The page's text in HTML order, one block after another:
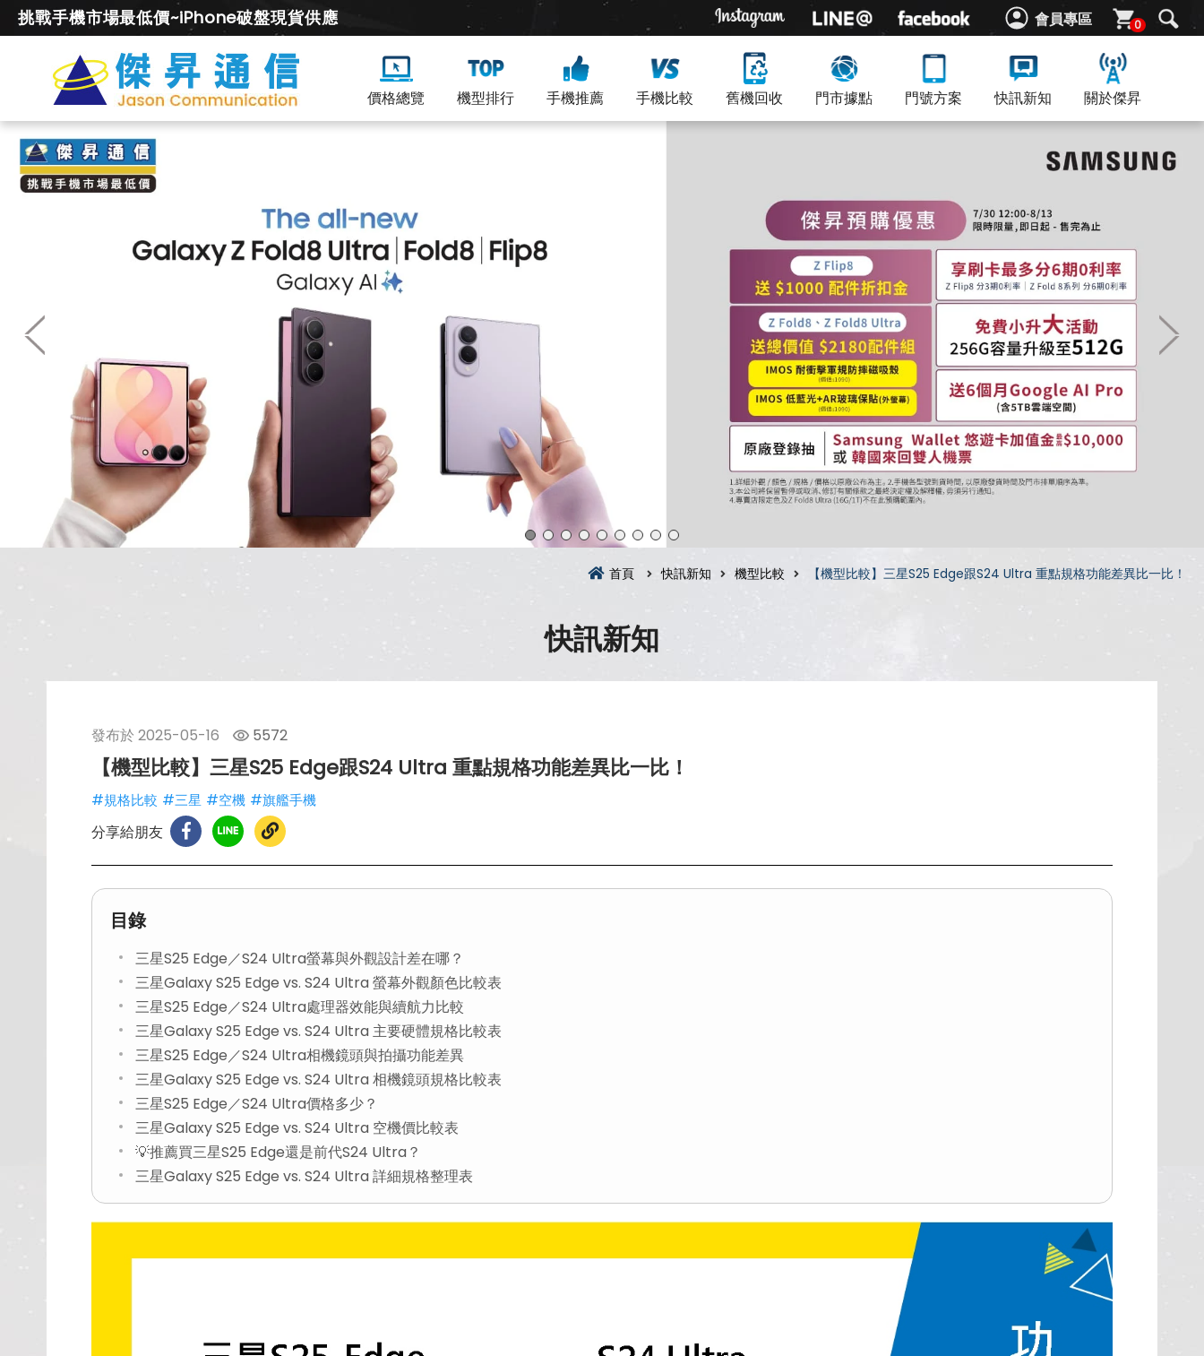
會員專區 0
挑戰手機市場最低價~iPhone破盤現貨供應
價格總覽 機型排行 手機推薦 手機比較 舊機回收 門市據點 門號方案 快訊新知 關於傑昇
首頁 快訊新知 機型比較 【機型比較】三星S25 Edge跟S24 Ultra 重點規格功能差異比一比！
快訊新知
發布於 2025-05-16 5572
【機型比較】三星S25 Edge跟S24 Ultra 重點規格功能差異比一比！
#規格比較 #三星 #空機 #旗艦手機
分享給朋友
目錄
三星S25 Edge／S24 Ultra螢幕與外觀設計差在哪？
三星Galaxy S25 Edge vs. S24 Ultra 螢幕外觀顏色比較表
三星S25 Edge／S24 Ultra處理器效能與續航力比較
三星Galaxy S25 Edge vs. S24 Ultra 主要硬體規格比較表
三星S25 Edge／S24 Ultra相機鏡頭與拍攝功能差異
三星Galaxy S25 Edge vs. S24 Ultra 相機鏡頭規格比較表
三星S25 Edge／S24 Ultra價格多少？
三星Galaxy S25 Edge vs. S24 Ultra 空機價比較表
💡推薦買三星S25 Edge還是前代S24 Ultra？
三星Galaxy S25 Edge vs. S24 Ultra 詳細規格整理表